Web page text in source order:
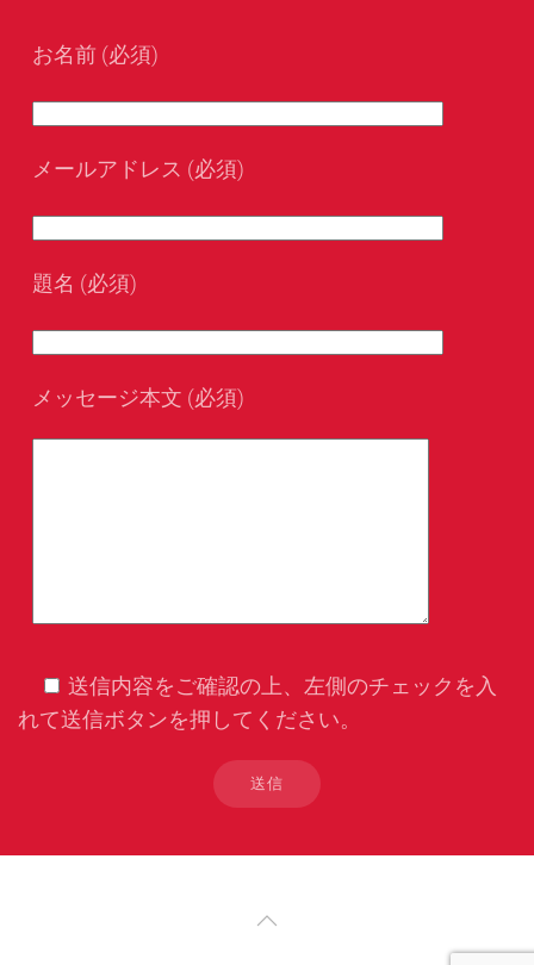
お名前 (必須)
メールアドレス (必須)
題名 (必須)
メッセージ本文 (必須)
送信内容をご確認の上、左側のチェックを入
れて送信ボタンを押してください。